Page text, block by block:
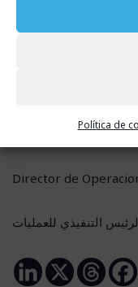
Política de
Director de
التنفيذي للعمليات